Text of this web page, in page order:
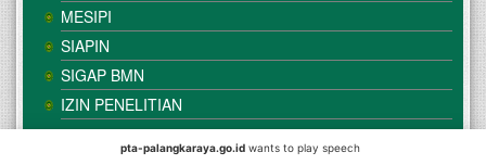
MESIPI
SIAPIN
SIGAP BMN
IZIN PENELITIAN
pta-palangkaraya.go.id wants to play speech